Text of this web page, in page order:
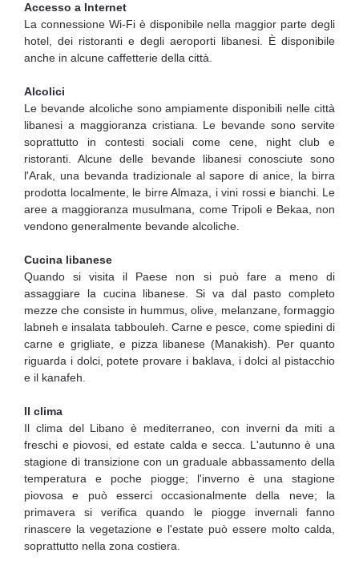
Accesso a Internet
La connessione Wi-Fi è disponibile nella maggior parte degli
hotel, dei ristoranti e degli aeroporti libanesi. È disponibile
anche in alcune caffetterie della città.
Alcolici
Le bevande alcoliche sono ampiamente disponibili nelle città
libanesi a maggioranza cristiana. Le bevande sono servite
soprattutto in contesti sociali come cene, night club e
ristoranti. Alcune delle bevande libanesi conosciute sono
l'Arak, una bevanda tradizionale al sapore di anice, la birra
prodotta localmente, le birre Almaza, i vini rossi e bianchi. Le
aree a maggioranza musulmana, come Tripoli e Bekaa, non
vendono generalmente bevande alcoliche.
Cucina libanese
Quando si visita il Paese non si può fare a meno di
assaggiare la cucina libanese. Si va dal pasto completo
mezze che consiste in hummus, olive, melanzane, formaggio
labneh e insalata tabbouleh. Carne e pesce, come spiedini di
carne e grigliate, e pizza libanese (Manakish). Per quanto
riguarda i dolci, potete provare i baklava, i dolci al pistacchio
e il kanafeh.
Il clima
Il clima del Libano è mediterraneo, con inverni da miti a
freschi e piovosi, ed estate calda e secca. L'autunno è una
stagione di transizione con un graduale abbassamento della
temperatura e poche piogge; l'inverno è una stagione
piovosa e può esserci occasionalmente della neve; la
primavera si verifica quando le piogge invernali fanno
rinascere la vegetazione e l'estate può essere molto calda,
soprattutto nella zona costiera.